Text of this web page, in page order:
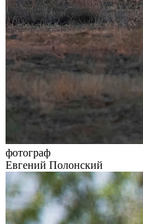
фотограф
Евгений Полонский